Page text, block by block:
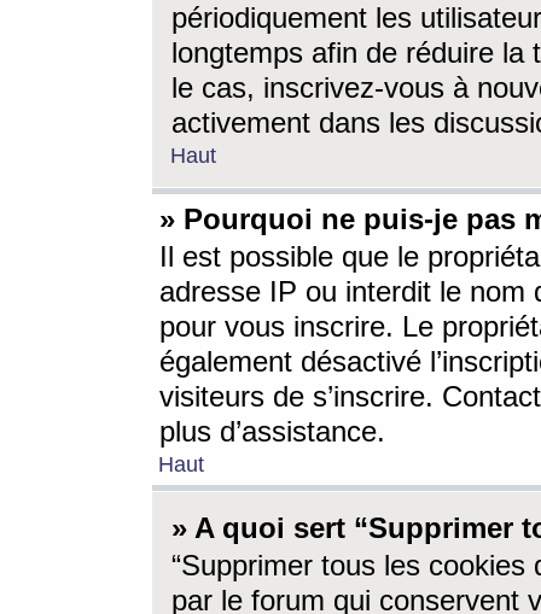
périodiquement les
longtemps afin de réduire la
le cas, inscrivez-vous à
activement dans les
Haut
» Pourquoi ne puis-je pas
Il est possible que le
adresse IP ou interdit le nom
pour vous inscrire. Le
également désactivé
visiteurs de s’inscrire.
plus d’assistance.
Haut
» A quoi sert “Supprimer
“Supprimer tous les cookies
par le forum qui conservent